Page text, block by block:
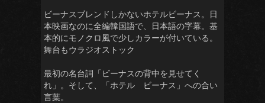
ビーナスブレンドしかないホテルビーナス。日
本映画なのに全編韓国語で、日本語の字幕。基
本的にモノクロ風で少しカラーが付いている。
舞台もウラジオストック
最初の名台詞「ビーナスの背中を見せてく
れ」。そして、「ホテル ビーナス」への合い
言葉。